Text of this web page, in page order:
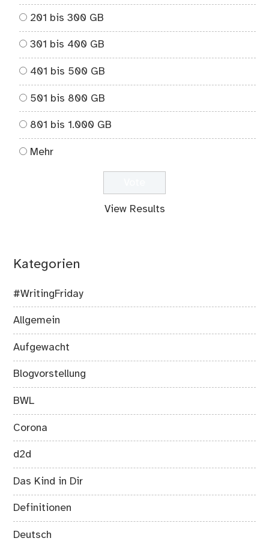
201 bis 300 GB
301 bis 400 GB
401 bis 500 GB
501 bis 800 GB
801 bis 1.000 GB
Mehr
View Results
Kategorien
#WritingFriday
Allgemein
Aufgewacht
Blogvorstellung
BWL
Corona
d2d
Das Kind in Dir
Definitionen
Deutsch